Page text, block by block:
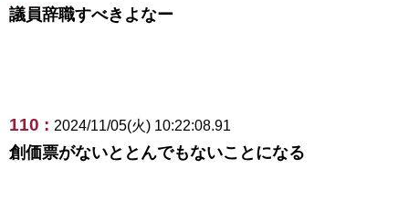
議員辞職すべきよなー
110 : 2024/11/05(火) 10:22:08.91
創価票がないととんでもないことになる